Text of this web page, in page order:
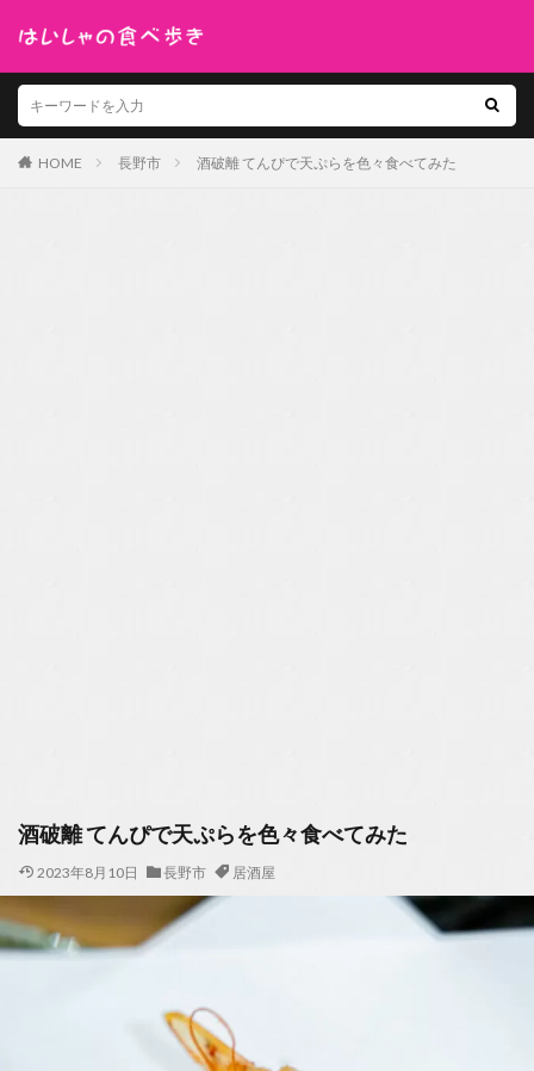
HOME 長野市 酒破離 てんぴで天ぷらを色々食べてみた
酒破離 てんぴで天ぷらを色々食べてみた
2023年8月10日 長野市 居酒屋